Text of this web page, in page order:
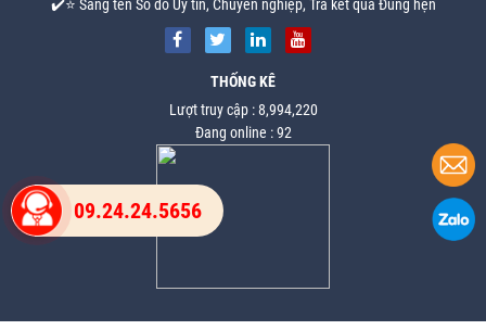
✔️⭐ Sang tên Sổ đỏ Uy tín, Chuyên nghiệp, Trả kết quả Đúng hẹn
THỐNG KÊ
Lượt truy cập : 8,994,220
Đang online : 92
09.24.24.5656